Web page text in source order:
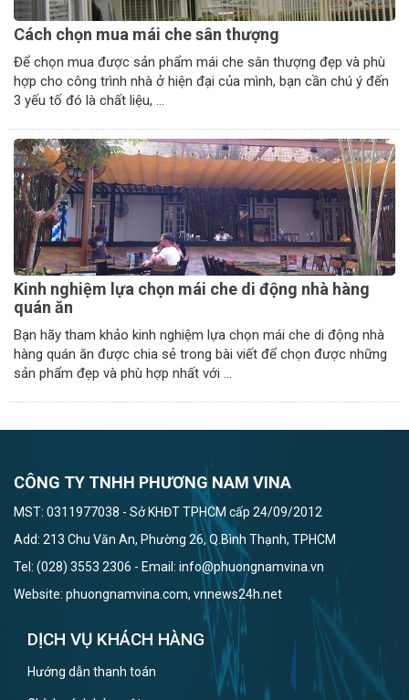
Cách chọn mua mái che sân thượng
Để chọn mua được sản phẩm mái che sân thượng đẹp và phù
hợp cho công trình nhà ở hiện đại của mình, bạn cần chú ý đến
3 yếu tố đó là chất liệu, ...
Kinh nghiệm lựa chọn mái che di động nhà hàng
quán ăn
Bạn hãy tham khảo kinh nghiệm lựa chọn mái che di động nhà
hàng quán ăn được chia sẻ trong bài viết để chọn được những
sản phẩm đẹp và phù hợp nhất với ...
CÔNG TY TNHH PHƯƠNG NAM VINA
MST: 0311977038 - Sở KHĐT TPHCM cấp 24/09/2012
Add: 213 Chu Văn An, Phường 26, Q.Bình Thạnh, TPHCM
Tel: (028) 3553 2306 - Email: info@phuongnamvina.vn
Website: phuongnamvina.com, vnnews24h.net
DỊCH VỤ KHÁCH HÀNG
Hướng dẫn thanh toán